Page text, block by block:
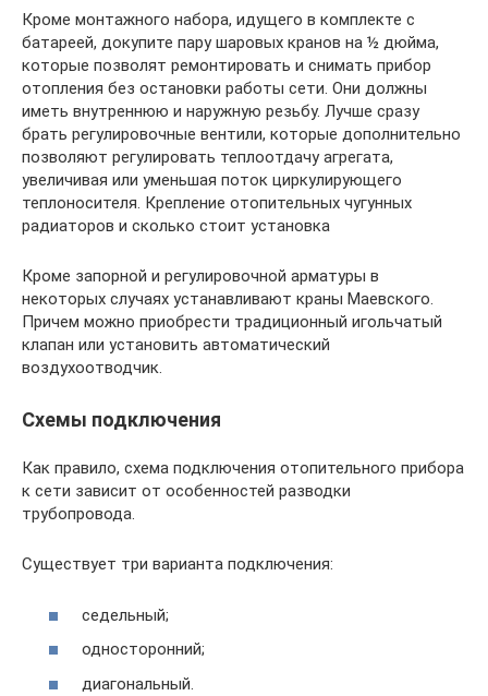
Кроме монтажного набора, идущего в комплекте с
батареей, докупите пару шаровых кранов на ½ дюйма,
которые позволят ремонтировать и снимать прибор
отопления без остановки работы сети. Они должны
иметь внутреннюю и наружную резьбу. Лучше сразу
брать регулировочные вентили, которые дополнительно
позволяют регулировать теплоотдачу агрегата,
увеличивая или уменьшая поток циркулирующего
теплоносителя. Крепление отопительных чугунных
радиаторов и сколько стоит установка
Кроме запорной и регулировочной арматуры в
некоторых случаях устанавливают краны Маевского.
Причем можно приобрести традиционный игольчатый
клапан или установить автоматический
воздухоотводчик.
Схемы подключения
Как правило, схема подключения отопительного прибора
к сети зависит от особенностей разводки
трубопровода.
Существует три варианта подключения:
седельный;
односторонний;
диагональный.